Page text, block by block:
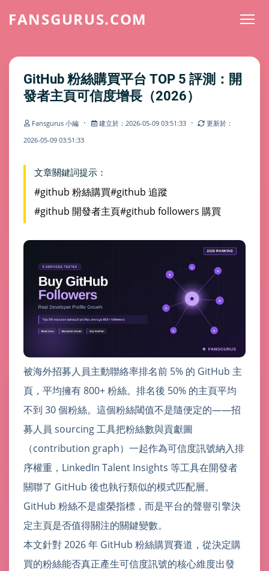
FANSGURUS.COM
GitHub 粉絲購買平台 TOP 5 評測：開
發者主頁可信度增長（2026）
Fansgurus 小編 · 建立於：2026-05-09 03:51:33 ·
更新於：
2026-05-09 03:51:33
文章關鍵詞提示：
#github 粉絲購買#github 追蹤
#github 開發者主頁#github followers 購買
被海外招募人員主動聯絡率排名前 5% 的 GitHub 主
頁，平均擁有 800+ 粉絲。排名後 50% 的主頁平均
不到 30 個粉絲。這個粉絲閾值不是隨便定的——招
募人員 sourcing 工具把粉絲數與貢獻圖
（contribution graph）一起作為可信度訊號納入排
序權重，LinkedIn Talent Insights 等工具在開發者
關聯了 GitHub 後也執行類似的模式匹配層。
GitHub 粉絲不是虛榮指標，而是平台的聲譽引擎決
定主頁是否值得關注的關鍵變數。
本文針對 2026 年 GitHub 粉絲購買賽道，從決定購
買的粉絲能否真正產生可信度訊號的核心維度出發